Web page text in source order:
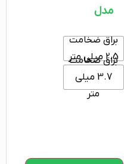
مدل
براق ضخامت
2.5 میلی متر
براق ضخامت
3.7 میلی
متر